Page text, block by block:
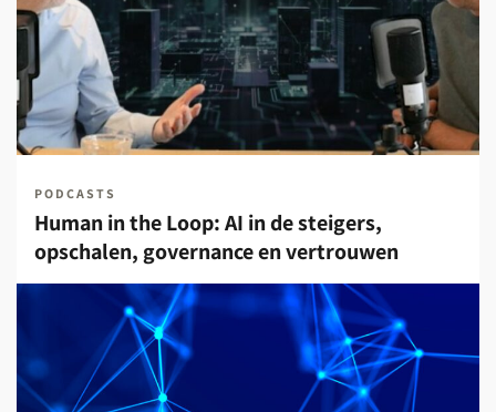
PODCASTS
Human in the Loop: AI in de steigers,
opschalen, governance en vertrouwen